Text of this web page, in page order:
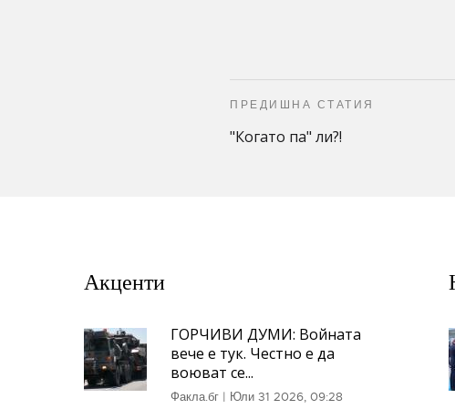
ПРЕДИШНА СТАТИЯ
"Когато па" ли?!
Акценти
ГОРЧИВИ ДУМИ: Войната
вече е тук. Честно е да
воюват се...
Факла.бг | Юли 31 2026, 09:28